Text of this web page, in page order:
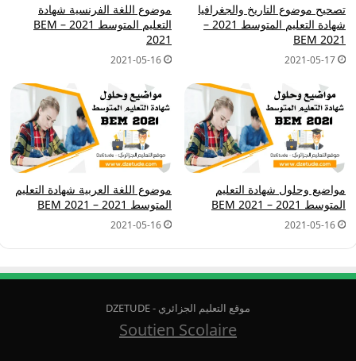
تصحيح موضوع التاريخ والجغرافيا
شهادة التعليم المتوسط 2021 –
BEM 2021
2021-05-17
موضوع اللغة الفرنسية شهادة
التعليم المتوسط 2021 – BEM
2021
2021-05-16
مواضيع وحلول شهادة التعليم
المتوسط 2021 – BEM 2021
2021-05-16
موضوع اللغة العربية شهادة التعليم
المتوسط 2021 – BEM 2021
2021-05-16
موقع التعليم الجزائري - DZETUDE
Soutien Scolaire